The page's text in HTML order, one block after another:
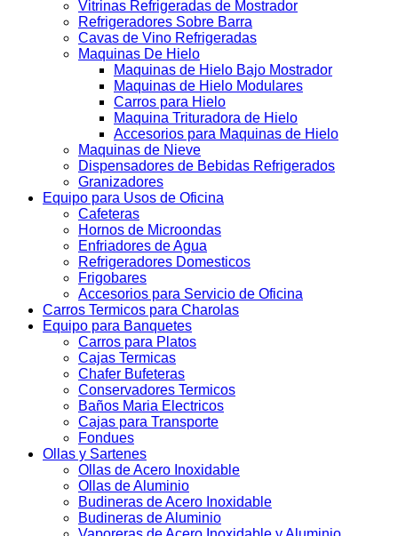
Vitrinas Refrigeradas de Mostrador
Refrigeradores Sobre Barra
Cavas de Vino Refrigeradas
Maquinas De Hielo
Maquinas de Hielo Bajo Mostrador
Maquinas de Hielo Modulares
Carros para Hielo
Maquina Trituradora de Hielo
Accesorios para Maquinas de Hielo
Maquinas de Nieve
Dispensadores de Bebidas Refrigerados
Granizadores
Equipo para Usos de Oficina
Cafeteras
Hornos de Microondas
Enfriadores de Agua
Refrigeradores Domesticos
Frigobares
Accesorios para Servicio de Oficina
Carros Termicos para Charolas
Equipo para Banquetes
Carros para Platos
Cajas Termicas
Chafer Bufeteras
Conservadores Termicos
Baños Maria Electricos
Cajas para Transporte
Fondues
Ollas y Sartenes
Ollas de Acero Inoxidable
Ollas de Aluminio
Budineras de Acero Inoxidable
Budineras de Aluminio